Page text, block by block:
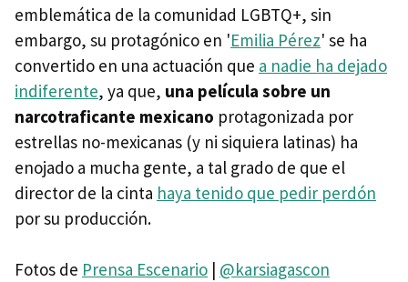
emblemática de la comunidad LGBTQ+, sin
embargo, su protagónico en 'Emilia Pérez' se ha
convertido en una actuación que a nadie ha dejado
indiferente, ya que, una película sobre un
narcotraficante mexicano protagonizada por
estrellas no-mexicanas (y ni siquiera latinas) ha
enojado a mucha gente, a tal grado de que el
director de la cinta haya tenido que pedir perdón
por su producción.
Fotos de Prensa Escenario | @karsiagascon